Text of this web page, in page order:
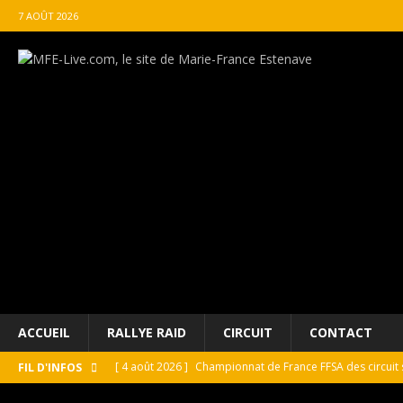
7 AOÛT 2026
ACCUEIL RALLYE RAID CIRCUIT CONTACT
FIL D'INFOS [ 4 août 2026 ] Championnat de France FFSA des